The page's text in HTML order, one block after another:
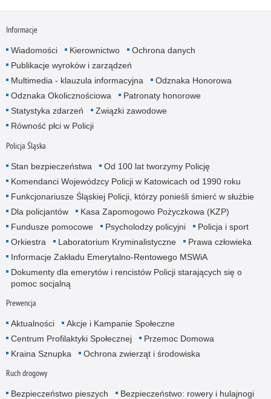
Informacje
Wiadomości Kierownictwo
Ochrona danych
Publikacje wyroków i zarządzeń
Multimedia - klauzula informacyjna
Odznaka Honorowa
Odznaka Okolicznościowa
Patronaty honorowe
Statystyka zdarzeń
Związki zawodowe
Równość płci w Policji
Policja Śląska
Stan bezpieczeństwa
Od 100 lat tworzymy Policję
Komendanci Wojewódzcy Policji w Katowicach od 1990 roku
Funkcjonariusze Śląskiej Policji, którzy ponieśli śmierć w służbie
Dla policjantów
Kasa Zapomogowo Pożyczkowa (KZP)
Fundusze pomocowe
Psycholodzy policyjni
Policja i sport
Orkiestra
Laboratorium Kryminalistyczne
Prawa człowieka
Informacje Zakładu Emerytalno-Rentowego MSWiA
Dokumenty dla emerytów i rencistów Policji starających się o
pomoc socjalną
Prewencja
Aktualności
Akcje i Kampanie Społeczne
Centrum Profilaktyki Społecznej
Przemoc Domowa
Kraina Sznupka
Ochrona zwierząt i środowiska
Ruch drogowy
Bezpieczeństwo pieszych
Bezpieczeństwo: rowery i hulajnogi